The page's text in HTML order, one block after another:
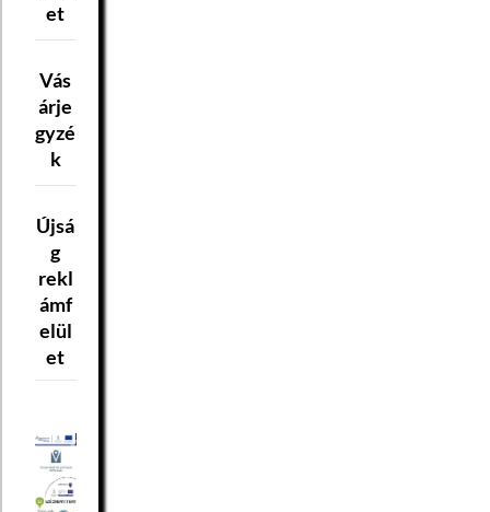
et
Vás
árje
gyzé
k
Újsá
g
rekl
ámf
elül
et